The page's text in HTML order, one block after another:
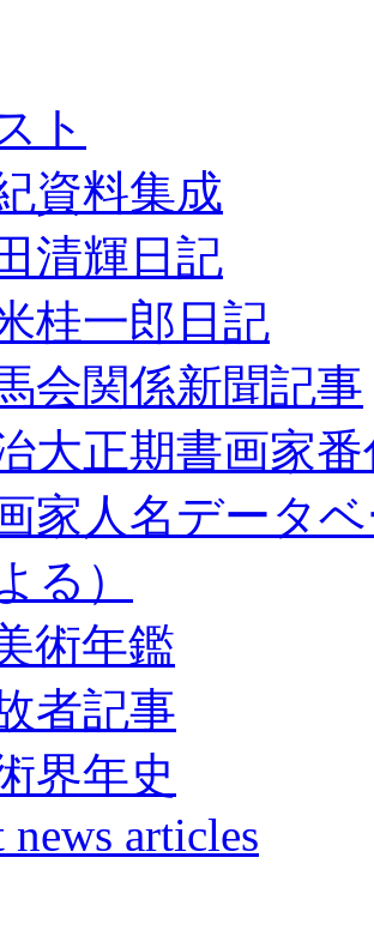
ト
資料集成
清輝日記
桂一郎日記
会関係新聞記事
大正期書画家
家人名データ
る）
術年鑑
者記事
界年史
articles